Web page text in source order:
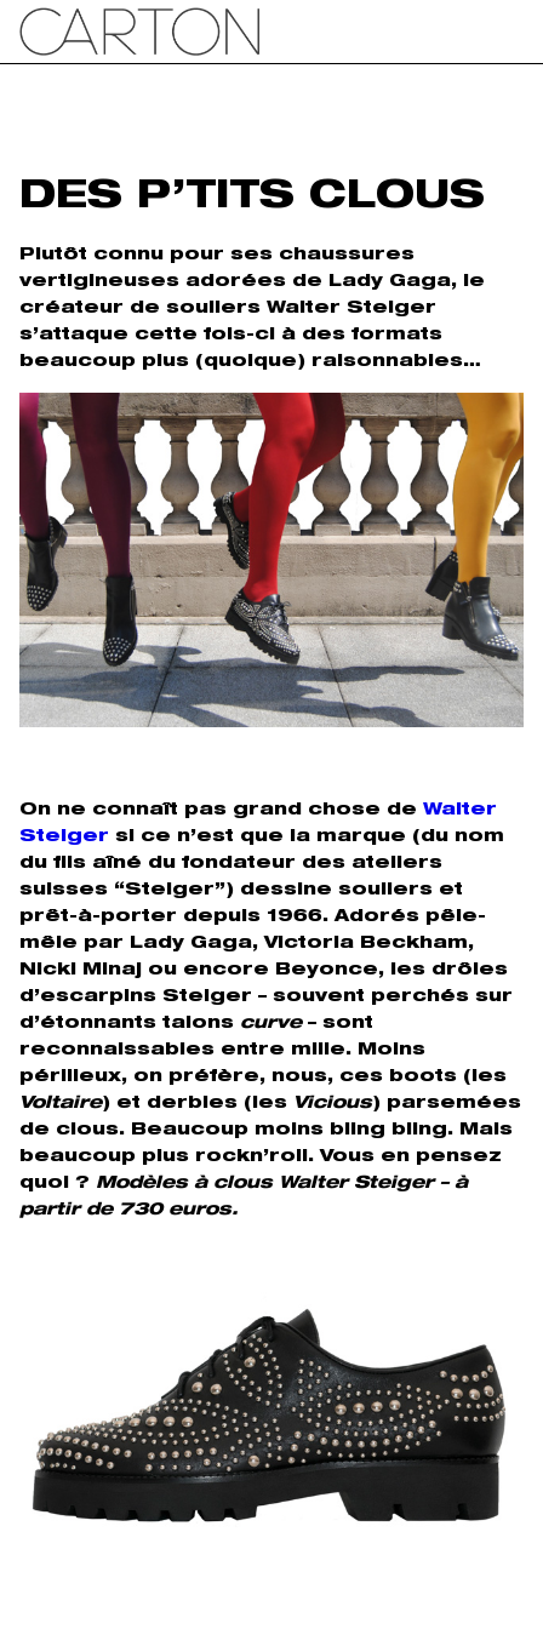
DES P’TITS CLOUS
Plutôt connu pour ses chaussures
vertigineuses adorées de Lady Gaga, le
créateur de souliers Walter Steiger
s’attaque cette fois-ci à des formats
beaucoup plus (quoique) raisonnables…
On ne connaît pas grand chose de Walter
Steiger si ce n’est que la marque (du nom
du fils aîné du fondateur des ateliers
suisses “Steiger”) dessine souliers et
prêt-à-porter depuis 1966. Adorés pêle-
mêle par Lady Gaga, Victoria Beckham,
Nicki Minaj ou encore Beyonce, les drôles
d’escarpins Steiger – souvent perchés sur
d’étonnants talons curve– sont
reconnaissables entre mille. Moins
périlleux, on préfère, nous, ces boots (les
Voltaire) et derbies (les Vicious) parsemées
de clous. Beaucoup moins bling bling. Mais
beaucoup plus rockn’roll. Vous en pensez
quoi ? Modèles à clous Walter Steiger – à
partir de 730 euros.